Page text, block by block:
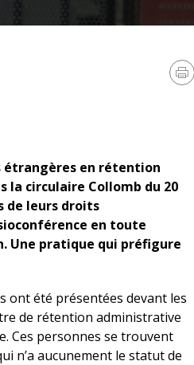
étrangères en rétention
la circulaire Collomb du 20
de leurs droits
en toute
Une pratique qui préfigure
ont été présentées devant les
de rétention administrative
Ces personnes se trouvent
n’a aucunement le statut de